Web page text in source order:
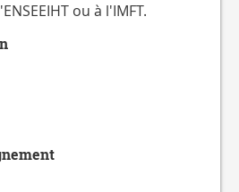
ou à l'IMFT.